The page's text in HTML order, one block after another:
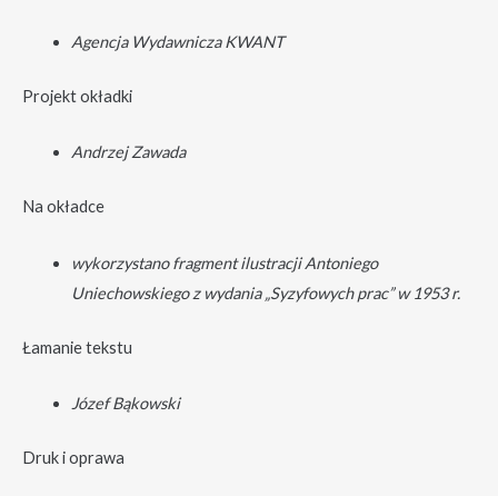
Agencja Wydawnicza KWANT
Projekt okładki
Andrzej Zawada
Na okładce
wykorzystano fragment ilustracji Antoniego
Uniechowskiego z wydania „Syzyfowych prac” w 1953 r.
Łamanie tekstu
Józef Bąkowski
Druk i oprawa